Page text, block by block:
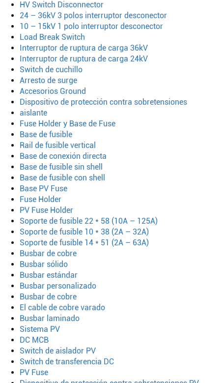
HV Switch Disconnector
24 – 36kV 3 polos interruptor desconector
10 – 15kV 1 polo interruptor desconector
Load Break Switch
Interruptor de ruptura de carga 36kV
Interruptor de ruptura de carga 24kV
Switch de cuchillo
Arresto de surge
Accesorios Ground
Dispositivo de protección contra sobretensiones
aislante
Fuse Holder y Base de Fuse
Base de fusible
Rail de fusible vertical
Base de conexión directa
Base de fusible sin shell
Base de fusible con shell
Base PV Fuse
Fuse Holder
PV Fuse Holder
Soporte de fusible 22 * 58 (10A – 125A)
Soporte de fusible 10 * 38 (2A – 32A)
Soporte de fusible 14 * 51 (2A – 63A)
Busbar de cobre
Busbar sólido
Busbar estándar
Busbar personalizado
Busbar de cobre
El cable de cobre varado
Busbar laminado
Sistema PV
DC MCB
Switch de aislador PV
Switch de transferencia DC
PV Fuse